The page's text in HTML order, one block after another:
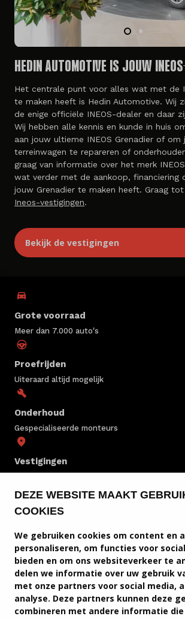
DEZE WEBSITE MAAKT
COOKIES
We gebruiken cookies om content en
personaliseren, om functies voor
bieden en om ons websiteverkeer te
delen we informatie over uw gebruik
met onze partners voor social media,
analyse. Deze partners kunnen deze
combineren met andere informatie
HEDIN AUTOMOTIVE IS JOUW
Het centrale punt voor alles wat met de
te maken heeft is Hedin Automotive. Wij
de enige officiële INEOS-dealer en daar
Wij hebben alle kennis en kunde in huis
aan jouw ultieme INEOS Grenadier of om
terreinwagen te repareren of
graag van informatie over het merk
wat verder met de aankoop, financiering
jouw Grenadier te maken heeft. Graag
Ineos-vestigingen.
Bekijk de vestigingen
Grote voorraad
Meer dan 7.000 auto's
Proefrijden
Uiteraard altijd mogelijk
Onderhoud
Gespecialiseerde monteurs
Vestigingen
INEOS VOORRAAD
INEOS MODELLEN
INEOS SERVICE & ONDERHOUD
INEOS DIENSTEN
SERVICE EN CONTACT